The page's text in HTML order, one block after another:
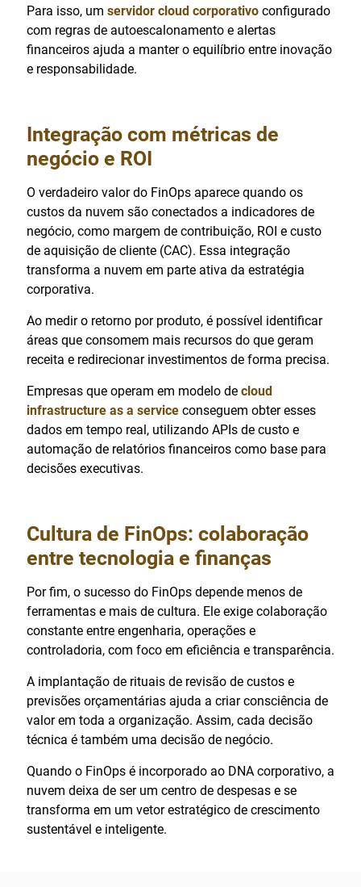
Para isso, um servidor cloud corporativo configurado
com regras de autoescalonamento e alertas
financeiros ajuda a manter o equilíbrio entre inovação
e responsabilidade.
Integração com métricas de
negócio e ROI
O verdadeiro valor do FinOps aparece quando os
custos da nuvem são conectados a indicadores de
negócio, como margem de contribuição, ROI e custo
de aquisição de cliente (CAC). Essa integração
transforma a nuvem em parte ativa da estratégia
corporativa.
Ao medir o retorno por produto, é possível identificar
áreas que consomem mais recursos do que geram
receita e redirecionar investimentos de forma precisa.
Empresas que operam em modelo de cloud
infrastructure as a service conseguem obter esses
dados em tempo real, utilizando APIs de custo e
automação de relatórios financeiros como base para
decisões executivas.
Cultura de FinOps: colaboração
entre tecnologia e finanças
Por fim, o sucesso do FinOps depende menos de
ferramentas e mais de cultura. Ele exige colaboração
constante entre engenharia, operações e
controladoria, com foco em eficiência e transparência.
A implantação de rituais de revisão de custos e
previsões orçamentárias ajuda a criar consciência de
valor em toda a organização. Assim, cada decisão
técnica é também uma decisão de negócio.
Quando o FinOps é incorporado ao DNA corporativo, a
nuvem deixa de ser um centro de despesas e se
transforma em um vetor estratégico de crescimento
sustentável e inteligente.